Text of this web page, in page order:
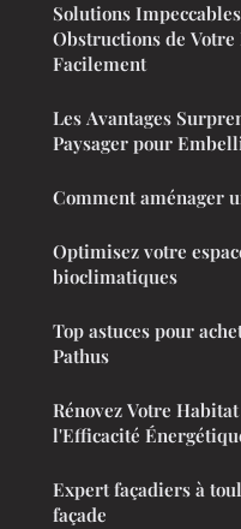
Solutions
Obstructions de
Facilement
Les Avantages
Paysager pour
Comment aménager
Optimisez votre
bioclimatiques
Top astuces pour
Pathus
Rénovez Votre
l'Efficacité
Expert façadiers à
façade